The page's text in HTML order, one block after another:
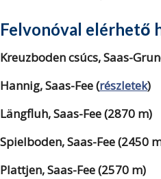
Felvonóval elérhető
Kreuzboden csúcs, Saas-
Hannig, Saas-Fee (részletek)
Längfluh, Saas-Fee (2870 m)
Spielboden, Saas-Fee(2450
Plattjen, Saas-Fee (2570 m)